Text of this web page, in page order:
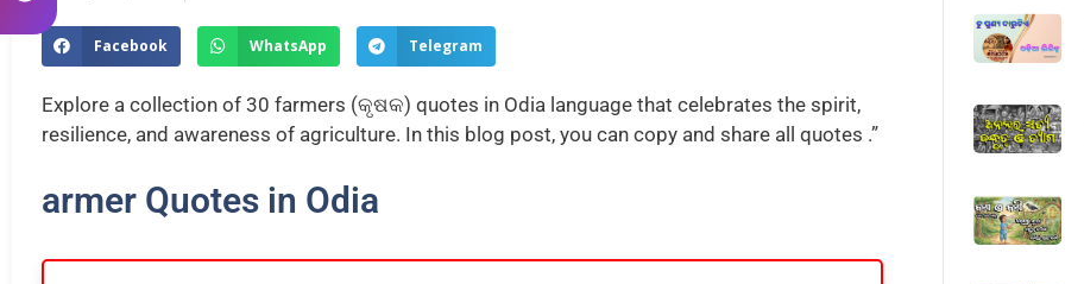
Facebook WhatsApp Telegram
Explore a collection of 30 farmers (କୃଷକ) quotes in Odia language that celebrates the spirit,
resilience, and awareness of agriculture. In this blog post, you can copy and share all quotes .”
armer Quotes in Odia